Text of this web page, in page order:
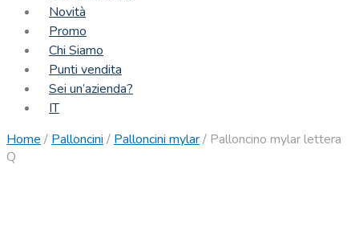
Novità
Promo
Chi Siamo
Punti vendita
Sei un’azienda?
IT
Home / Palloncini / Palloncini mylar/ Palloncino mylar lettera
Q